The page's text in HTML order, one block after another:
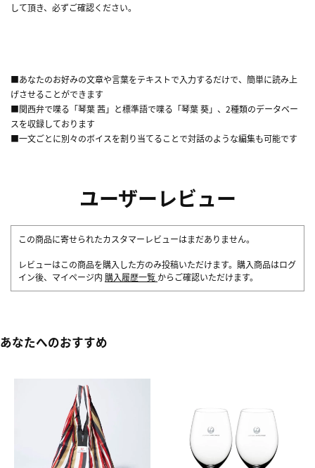
して頂き、必ずご確認ください。
■あなたのお好みの文章や言葉をテキストで入力するだけで、簡単に読み上
げさせることができます
■関西弁で喋る「琴葉 茜」と標準語で喋る「琴葉 葵」、2種類のデータベー
スを収録しております
■一文ごとに別々のボイスを割り当てることで対話のような編集も可能です
ユーザーレビュー
この商品に寄せられたカスタマーレビューはまだありません。
レビューはこの商品を購入した方のみ投稿いただけます。購入商品はログ
イン後、マイページ内 購入履歴一覧 からご確認いただけます。
あなたへのおすすめ